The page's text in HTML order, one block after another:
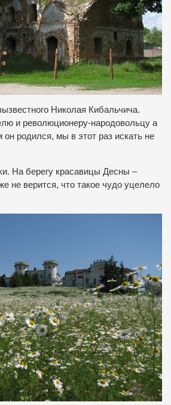
Николая Кибальчича.
и революционеру-народовольцу а
он родился, мы в этот раз искать не
На берегу красавицы Десны –
не верится, что такое чудо уцелело